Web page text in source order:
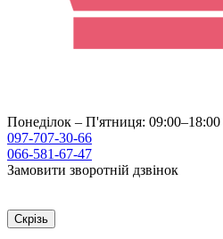
Понеділок – П'ятниця: 09:00–18:00
097-707-30-66
066-581-67-47
Замовити зворотній дзвінок
Скрізь